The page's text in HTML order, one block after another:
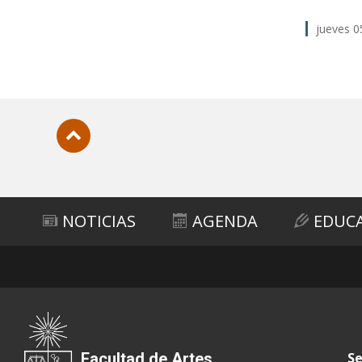
jueves
NOTICIAS AGENDA